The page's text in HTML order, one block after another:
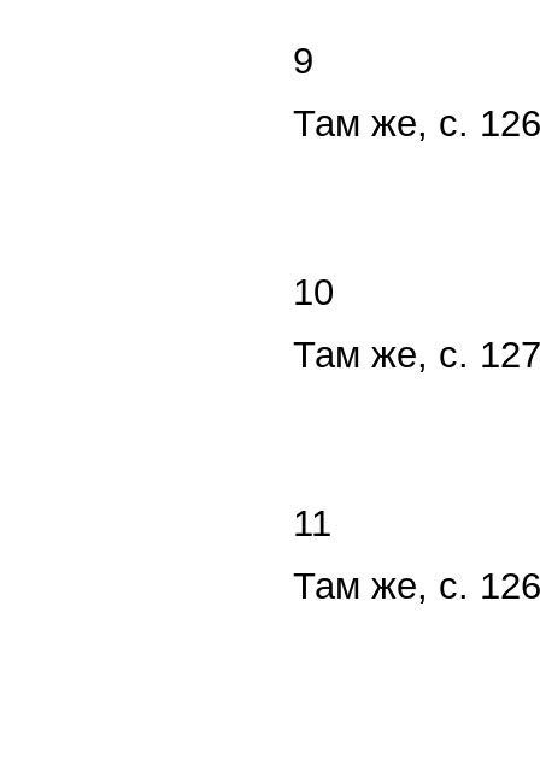
9
Там же, с.
10
Там же, с. 127
11
Там же, с. 126